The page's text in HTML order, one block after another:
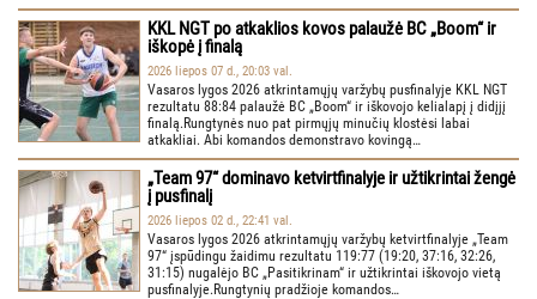
KKL NGT po atkaklios kovos palaužė BC „Boom“ ir
iškopė į finalą
2026 liepos 07 d., 20:03 val.
Vasaros lygos 2026 atkrintamųjų varžybų pusfinalyje KKL NGT
rezultatu 88:84 palaužė BC „Boom“ ir iškovojo kelialapį į didįjį
finalą.Rungtynės nuo pat pirmųjų minučių klostėsi labai
atkakliai. Abi komandos demonstravo kovingą…
„Team 97“ dominavo ketvirtfinalyje ir užtikrintai žengė
į pusfinalį
2026 liepos 02 d., 22:41 val.
Vasaros lygos 2026 atkrintamųjų varžybų ketvirtfinalyje „Team
97“ įspūdingu žaidimu rezultatu 119:77 (19:20, 37:16, 32:26,
31:15) nugalėjo BC „Pasitikrinam“ ir užtikrintai iškovojo vietą
pusfinalyje.Rungtynių pradžioje komandos…